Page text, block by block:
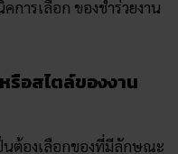
อสไตล์ของงาน
นต้องเลือกของที่มีลักษณะ
ห้ตรงกับธีมของงานแต่ง